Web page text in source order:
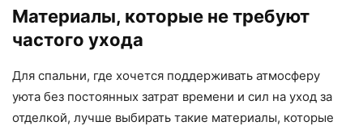
Материалы, которые не требуют
частого ухода
Для спальни, где хочется поддерживать атмосферу
уюта без постоянных затрат времени и сил на уход за
отделкой, лучше выбирать такие материалы, которые